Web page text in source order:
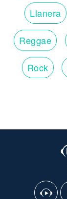
Llanera
Reggae
Rock